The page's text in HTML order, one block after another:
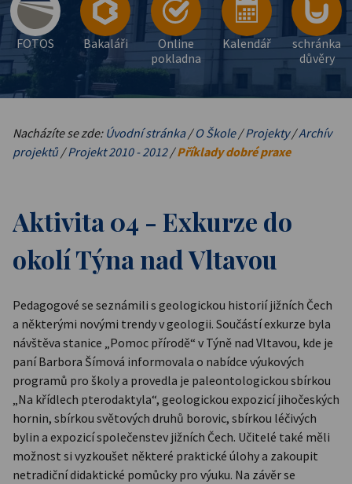
FOTOS Bakaláři
Online
pokladna
Kalendář
schránka
důvěry
Nacházíte se zde: Úvodní stránka/O Škole/Projekty/Archív
projektů/Projekt 2010 - 2012/Příklady dobré praxe
Aktivita 04 - Exkurze do
okolí Týna nad Vltavou
Pedagogové se seznámili s geologickou historií jižních Čech
a některými novými trendy v geologii. Součástí exkurze byla
návštěva stanice „Pomoc přírodě“ v Týně nad Vltavou, kde je
paní Barbora Šímová informovala o nabídce výukových
programů pro školy a provedla je paleontologickou sbírkou
„Na křídlech pterodaktyla“, geologickou expozicí jihočeských
hornin, sbírkou světových druhů borovic, sbírkou léčivých
bylin a expozicí společenstev jižních Čech. Učitelé také měli
možnost si vyzkoušet některé praktické úlohy a zakoupit
netradiční didaktické pomůcky pro výuku. Na závěr se